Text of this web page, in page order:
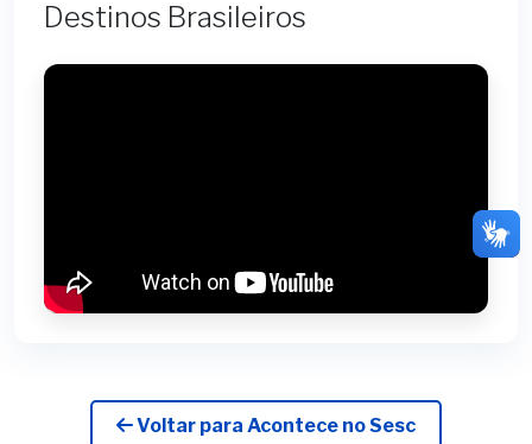
Destinos Brasileiros
Voltar para Acontece no Sesc